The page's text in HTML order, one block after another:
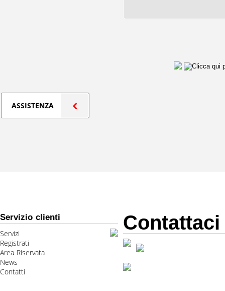
ASSISTENZA
Servizio clienti
Servizi
Registrati
Area Riservata
News
Contatti
Contattaci